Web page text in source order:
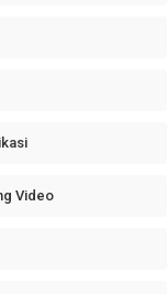
Video